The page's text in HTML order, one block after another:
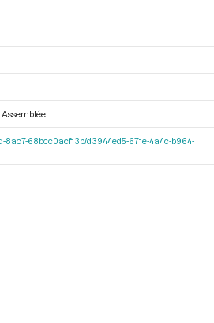
8ac7-68bcc0acf13b/d3944ed5-671e-4a4c-b964-